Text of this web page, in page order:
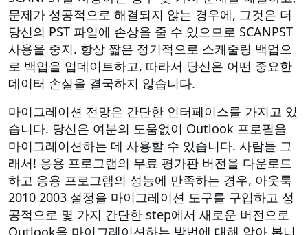
문제가 성공적으로 해결되지 않는 경우에, 그것은 더
당신의 PST 파일에 손상을 줄 수 있으므로 SCANPST
사용을 중지. 항상 짧은 정기적으로 스케줄링 백업으
로 백업을 업데이트하고, 따라서 당신은 어떤 중요한
데이터 손실을 결국하지 않습니다.
마이그레이션 전망은 간단한 인터페이스를 가지고 있
습니다. 당신은 여분의 도움없이 Outlook 프로필을
마이그레이션하는 데 사용할 수 있습니다. 사람들 그
래서! 응용 프로그램의 무료 평가판 버전을 다운로드
하고 응용 프로그램의 성능에 만족하는 경우, 아웃룩
2010 2003 설정을 마이그레이션 도구를 구입하고 성
공적으로 몇 가지 간단한 step에서 새로운 버전으로